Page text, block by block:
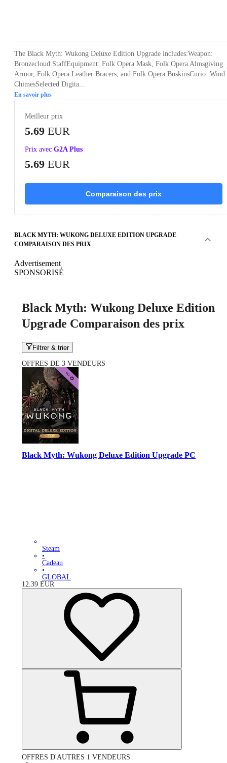
The Black Myth: Wukong Deluxe Edition Upgrade includes:Weapon:
Bronzecloud StaffEquipment: Folk Opera Mask, Folk Opera Almsgiving
Armor, Folk Opera Leather Bracers, and Folk Opera BuskinsCurio: Wind
ChimesSelected Digita...
En savoir plus
Meilleur prix
5.69 EUR
Prix avec G2A Plus
5.69 EUR
Comparaison des prix
BLACK MYTH: WUKONG DELUXE EDITION UPGRADE
COMPARAISON DES PRIX
Advertisement
SPONSORISÉ
Black Myth: Wukong Deluxe Edition
Upgrade Comparaison des prix
Filtrer & trier
OFFRES DE 3 VENDEURS
Black Myth: Wukong Deluxe Edition Upgrade PC
Steam
•
Cadeau
•
GLOBAL
12.39 EUR
OFFRES D'AUTRES 1 VENDEURS